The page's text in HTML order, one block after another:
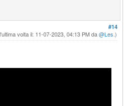
#14
volta il: 11-07-2023, 04:13 PM da@Les .)